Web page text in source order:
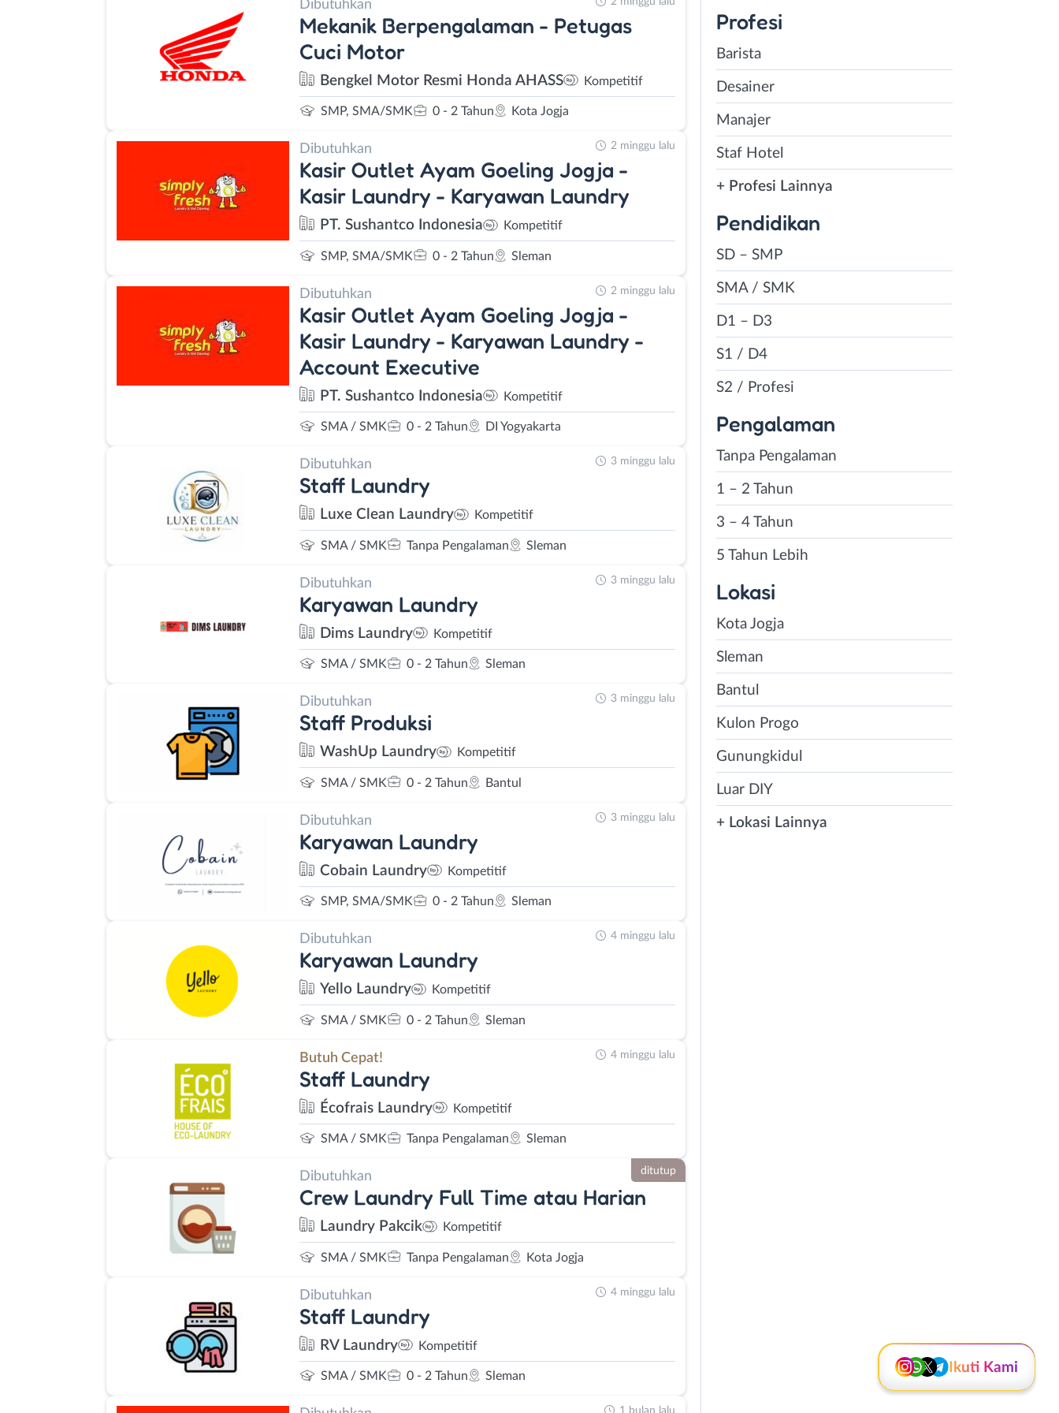
Dibutuhkan
Mekanik Berpengalaman - Petugas
Cuci Motor
Bengkel Motor Resmi Honda AHASS Kompetitif
SMP, SMA/SMK 0 - 2 Tahun Kota Jogja
Dibutuhkan
Kasir Outlet Ayam Goeling Jogja -
Kasir Laundry - Karyawan Laundry
PT. Sushantco Indonesia Kompetitif
SMP, SMA/SMK 0 - 2 Tahun Sleman
2 minggu lalu
Dibutuhkan
Kasir Outlet Ayam Goeling Jogja -
Kasir Laundry - Karyawan Laundry -
Account Executive
PT. Sushantco Indonesia Kompetitif
SMA / SMK 0 - 2 Tahun DI Yogyakarta
2 minggu lalu
Dibutuhkan
Staff Laundry
Luxe Clean Laundry Kompetitif
SMA / SMK Tanpa Pengalaman Sleman
3 minggu lalu
Dibutuhkan
Karyawan Laundry
Dims Laundry Kompetitif
SMA / SMK 0 - 2 Tahun Sleman
3 minggu lalu
Dibutuhkan
Staff Produksi
WashUp Laundry Kompetitif
SMA / SMK 0 - 2 Tahun Bantul
3 minggu lalu
Dibutuhkan
Karyawan Laundry
Cobain Laundry Kompetitif
SMP, SMA/SMK 0 - 2 Tahun Sleman
3 minggu lalu
Dibutuhkan
Karyawan Laundry
Yello Laundry Kompetitif
SMA / SMK 0 - 2 Tahun Sleman
4 minggu lalu
Butuh Cepat!
Staff Laundry
Écofrais Laundry Kompetitif
SMA / SMK Tanpa Pengalaman Sleman
4 minggu lalu
Dibutuhkan
Crew Laundry Full Time atau Harian
Laundry Pakcik Kompetitif
SMA / SMK Tanpa Pengalaman Kota Jogja
ditutup
Dibutuhkan
Staff Laundry
RV Laundry Kompetitif
SMA / SMK 0 - 2 Tahun Sleman
4 minggu lalu
1 bulan lalu
Profesi
Barista
Desainer
Manajer
Staf Hotel
+ Profesi Lainnya
Pendidikan
SD – SMP
SMA / SMK
D1 – D3
S1 / D4
S2 / Profesi
Pengalaman
Tanpa Pengalaman
1 – 2 Tahun
3 – 4 Tahun
5 Tahun Lebih
Lokasi
Kota Jogja
Sleman
Bantul
Kulon Progo
Gunungkidul
Luar DIY
+ Lokasi Lainnya
Ikuti Kami